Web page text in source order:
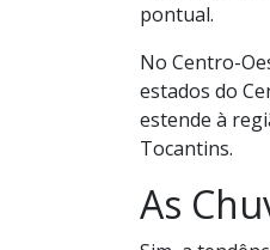
pontual.
No Centro-
estados do
estende à
Tocantins.
As